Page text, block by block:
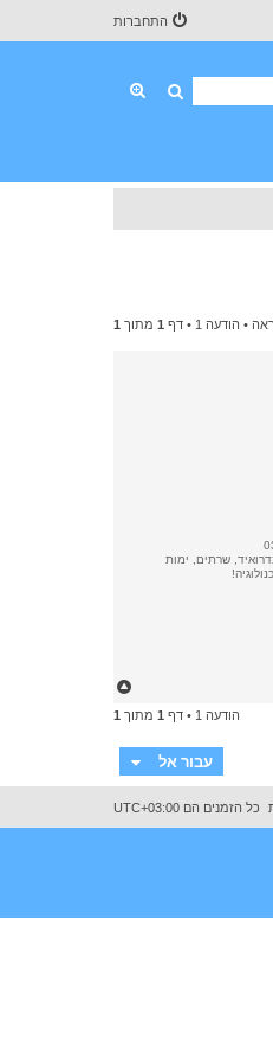
התחברות
חיפוש
• הודעה 1 • דף 1 מתוך 1
שרתים, ימות
ר
ע
ל
הודעה 1 • דף 1 מתוך 1
עבור אל
כל הזמנים הם UTC+03:00